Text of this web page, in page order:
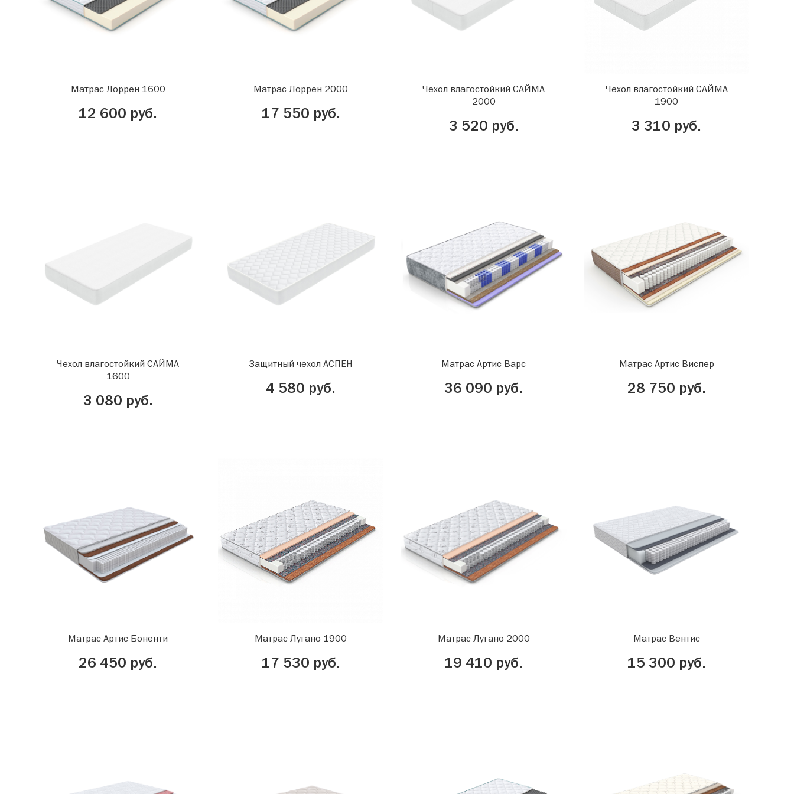
Матрас Лоррен 1600
12 600 руб.
Матрас Лоррен 2000
17 550 руб.
Чехол влагостойкий САЙМА
2000
3 520 руб.
Чехол влагостойкий САЙМА
1900
3 310 руб.
Чехол влагостойкий САЙМА
1600
3 080 руб.
Защитный чехол АСПЕН
4 580 руб.
Матрас Артис Варс
36 090 руб.
Матрас Артис Виспер
28 750 руб.
Матрас Артис Боненти
26 450 руб.
Матрас Лугано 1900
17 530 руб.
Матрас Лугано 2000
19 410 руб.
Матрас Вентис
15 300 руб.